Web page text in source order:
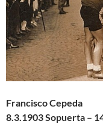
Francisco Cepeda
8.3.1903 Sopuerta –